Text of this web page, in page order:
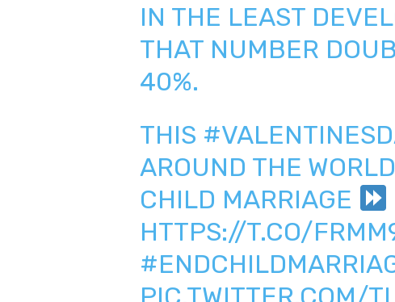
IN THE LEAST
THAT NUMBER
40%.
THIS
AROUND THE
CHILD MARRIAGE
HTTPS://T.CO/